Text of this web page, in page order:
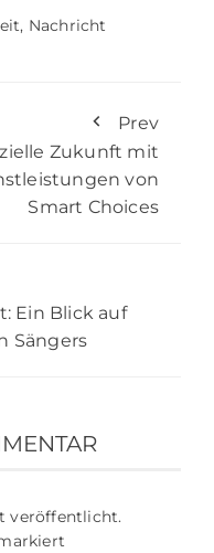
, Nachricht
Prev
Zukunft mit
von
Smart Choices
Ein Blick auf
Sängers
veröffentlicht.